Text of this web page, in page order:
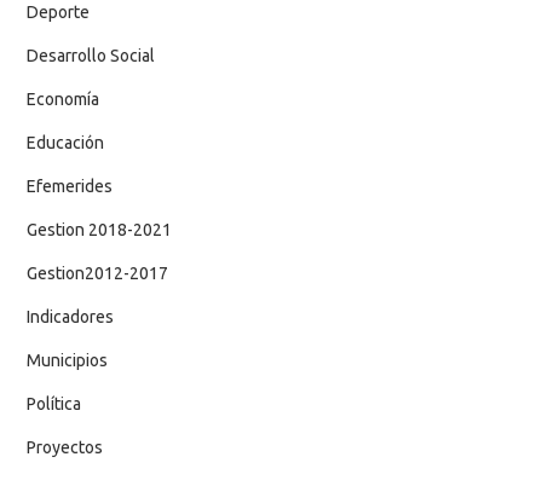
Deporte
Desarrollo Social
Economía
Educación
Efemerides
Gestion 2018-2021
Gestion2012-2017
Indicadores
Municipios
Política
Proyectos